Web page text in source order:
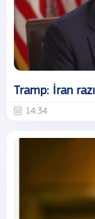
Tramp: İran
14:34